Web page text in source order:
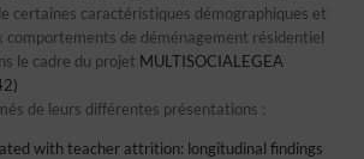
certaines caractéristiques démographiques et
comportements de déménagement résidentiel
le cadre du projet MULTISOCIALEGEA
de leurs différentes présentations :
with teacher attrition: longitudinal findings